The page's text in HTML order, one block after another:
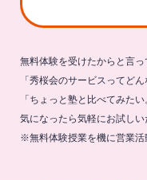
無料体験を受けたからと言
「秀桜会のサービスってど
「ちょっと塾と比べてみたい
気になったら気軽にお試しい
※無料体験授業を機に営業活